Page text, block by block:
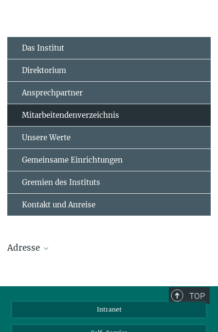
Das Institut
Direktorium
Ansprechpartner
Mitarbeitendenverzeichnis
Unsere Werte
Gemeinsame Einrichtungen
Gremien des Instituts
Kontakt und Anreise
Adresse
55128 Mainz
Tel.: +49 6131 379-0
Fax: +49 6131 379-100
TOP
Intranet